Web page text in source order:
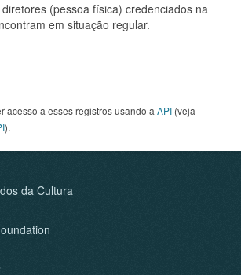
(pessoa física) credenciados na
em situação regular.
acesso a esses registros usando a API (veja
).
da Cultura